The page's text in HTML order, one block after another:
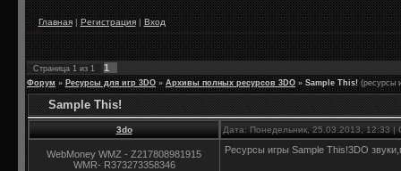
Главная|Регистрация|Вход
Страница 1 из 1 1
Форум » Ресурсы для игр 3DO » Архивы полных ресурсов 3DO » Sample This! (ресурсы
Sample This!
3do Дата: Понедельник, 25.03.2013, 12:33
WebMoney WMZ - Z217808981915
WMR- R373273358346
Ресурсы игры Sample This!3DO